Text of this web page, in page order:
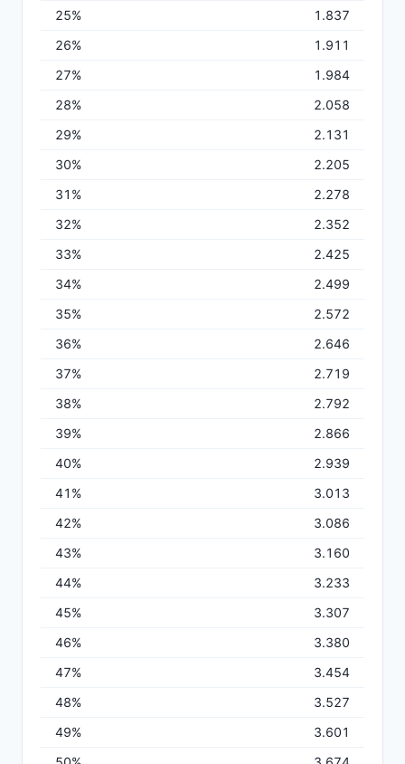
25%
1.837
26%
1.911
27%
1.984
28%
2.058
29%
2.131
30%
2.205
31%
2.278
32%
2.352
33%
2.425
34%
2.499
35%
2.572
36%
2.646
37%
2.719
38%
2.792
39%
2.866
40%
2.939
41%
3.013
42%
3.086
43%
3.160
44%
3.233
45%
3.307
46%
3.380
47%
3.454
48%
3.527
49%
3.601